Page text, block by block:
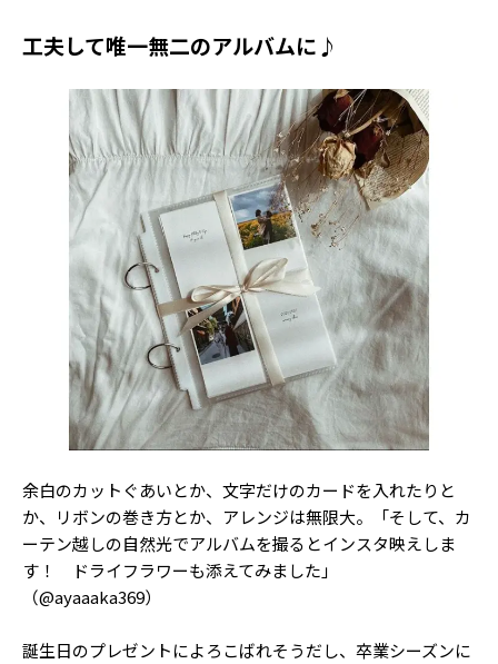
工夫して唯一無二のアルバムに♪
余白のカットぐあいとか、文字だけのカードを入れたりと
か、リボンの巻き方とか、アレンジは無限大。「そして、カ
ーテン越しの自然光でアルバムを撮るとインスタ映えしま
す！ ドライフラワーも添えてみました」
（@ayaaaka369）
誕生日のプレゼントによろこばれそうだし、卒業シーズンに